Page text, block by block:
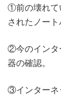
①前の壊れて
されたノート
②今のインタ
器の確認。
③インターネ